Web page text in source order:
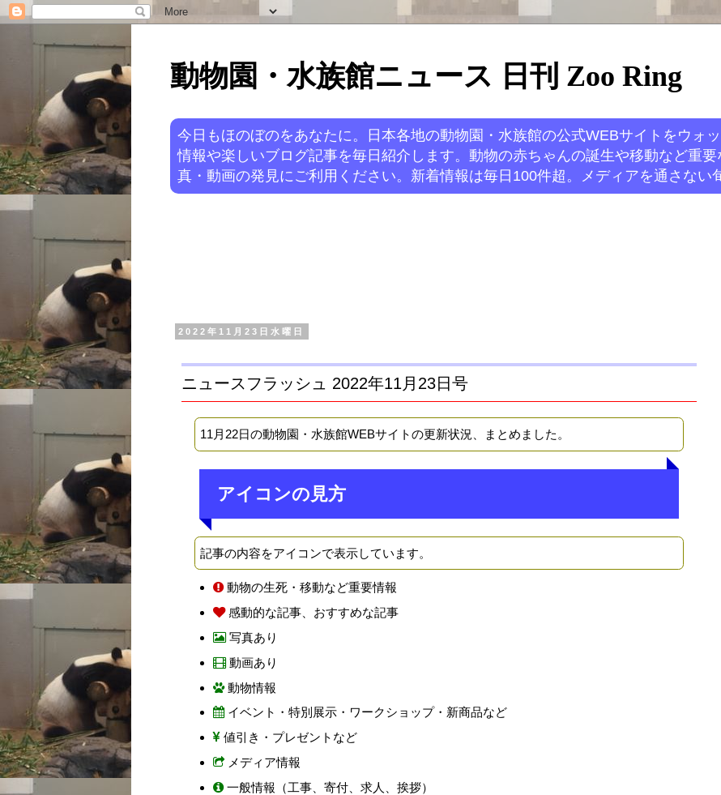
動物園・水族館ニュース 日刊 Zoo Ring
今日もほのぼのをあなたに。日本各地の動物園・水族館の公式WEBサイトをウォ
情報や楽しいブログ記事を毎日紹介します。動物の赤ちゃんの誕生や移動など重
真・動画の発見にご利用ください。新着情報は毎日100件超。メディアを通さない
2022年11月23日水曜日
ニュースフラッシュ 2022年11月23日号
11月22日の動物園・水族館WEBサイトの更新状況、まとめました。
アイコンの見方
記事の内容をアイコンで表示しています。
動物の生死・移動など重要情報
感動的な記事、おすすめな記事
写真あり
動画あり
動物情報
イベント・特別展示・ワークショップ・新商品など
値引き・プレゼントなど
メディア情報
一般情報（工事、寄付、求人、挨拶）